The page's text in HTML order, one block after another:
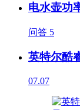
电水壶功
问答 5
英特尔酷
07.07